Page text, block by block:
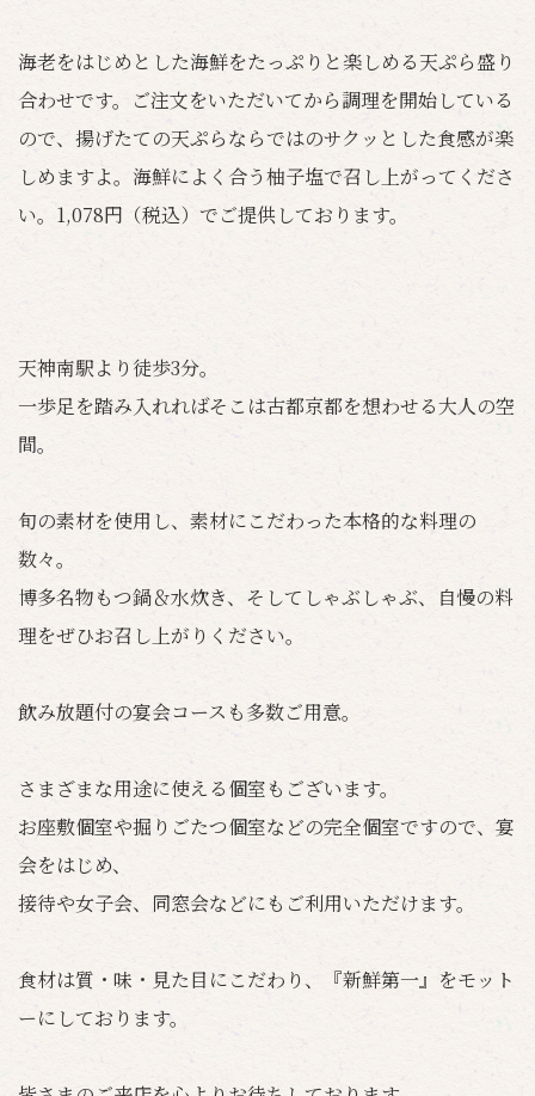
海老をはじめとした海鮮をたっぷりと楽しめる天ぷら盛り
合わせです。ご注文をいただいてから調理を開始している
ので、揚げたての天ぷらならではのサクッとした食感が楽
しめますよ。海鮮によく合う柚子塩で召し上がってくださ
い。1,078円（税込）でご提供しております。
天神南駅より徒歩3分。
一歩足を踏み入れればそこは古都京都を想わせる大人の空
間。
旬の素材を使用し、素材にこだわった本格的な料理の
数々。
博多名物もつ鍋＆水炊き、そしてしゃぶしゃぶ、自慢の料
理をぜひお召し上がりください。
飲み放題付の宴会コースも多数ご用意。
さまざまな用途に使える個室もございます。
お座敷個室や掘りごたつ個室などの完全個室ですので、宴
会をはじめ、
接待や女子会、同窓会などにもご利用いただけます。
食材は質・味・見た目にこだわり、『新鮮第一』をモット
ーにしております。